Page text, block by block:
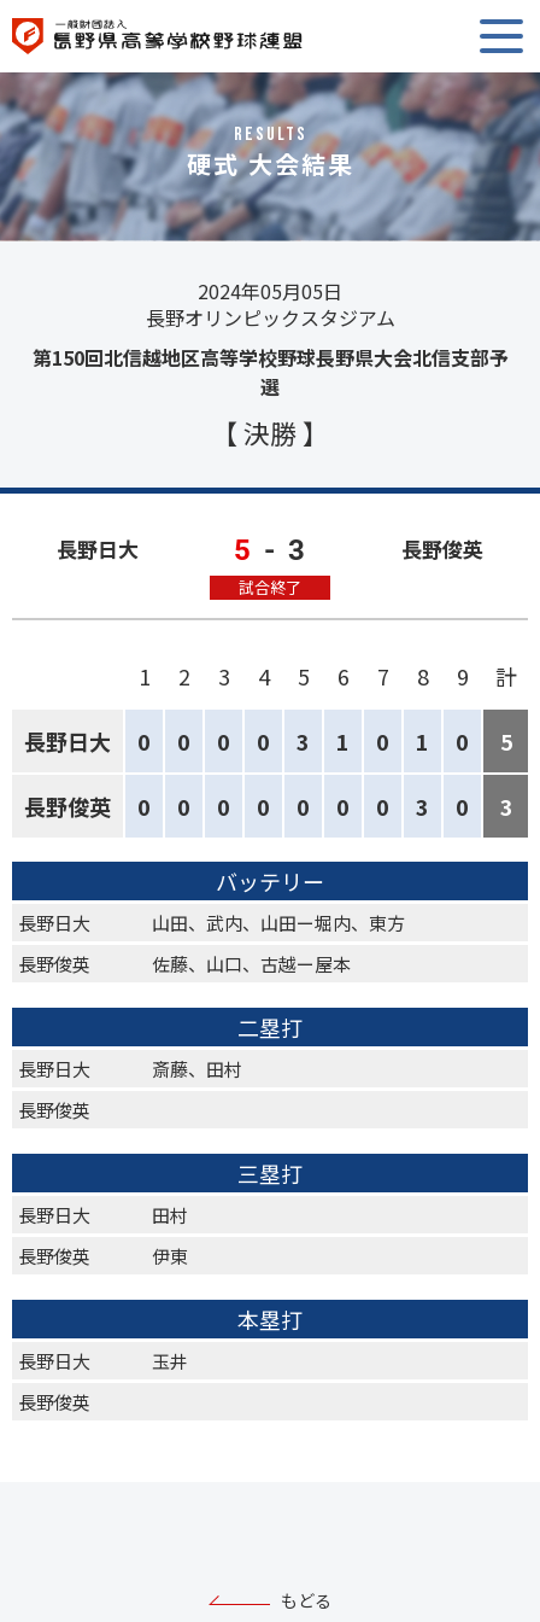
RESULTS
硬式 大会結果
2024年05月05日
長野オリンピックスタジアム
第150回北信越地区高等学校野球長野県大会北信支部予
選
【 決勝 】
長野日大 5 - 3
試合終了
長野俊英
1 2 3 4 5 6 7 8 9 計
長野日大 0 0 0 0 3 1 0 1 0 5
長野俊英 0 0 0 0 0 0 0 3 0 3
バッテリー
長野日大
山田、武内、山田ー堀内、東方
長野俊英
佐藤、山口、古越ー屋本
二塁打
長野日大
斎藤、田村
長野俊英
三塁打
長野日大
田村
長野俊英
伊東
本塁打
長野日大
玉井
長野俊英
もどる